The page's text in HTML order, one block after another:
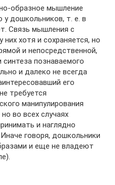
образное мышление
у дошкольников, т. е. в
Связь мышления с
хотя и сохраняется, но
и непосредственной,
познаваемого
и далеко не всегда
его
требуется
манипулирования
во всех случаях
и наглядно
говоря, дошкольники
и еще не владеют